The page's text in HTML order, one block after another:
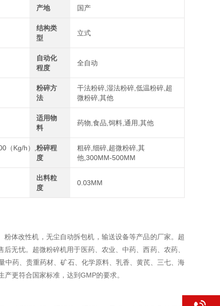
产地 国产
结构类
型
立式
自动化
程度
全自动
粉碎方
法
干法粉碎,湿法粉碎,低温粉碎,超
微粉碎,其他
适用物
料
药物,食品,饲料,通用,其他
（Kg/h）, 粉碎程
度
粗碎,细碎,超微粉碎,其
他,300MM-500MM
出料粒
度
0.03MM
体改性机，无尘自动拆包机，输送设备等产品的厂家。超
无忧。 超微粉碎机用于医药、农业、中药、西药、农药、
药、贵重药材、矿石、化学原料、乳香、黄芪、三七、海
更符合国家标准，达到GMP的要求。